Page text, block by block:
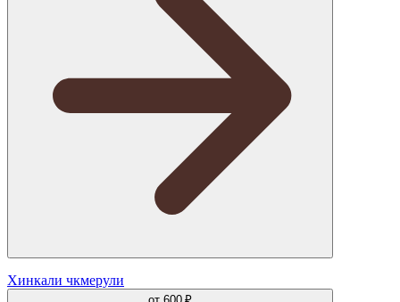
Хинкали чкмерули